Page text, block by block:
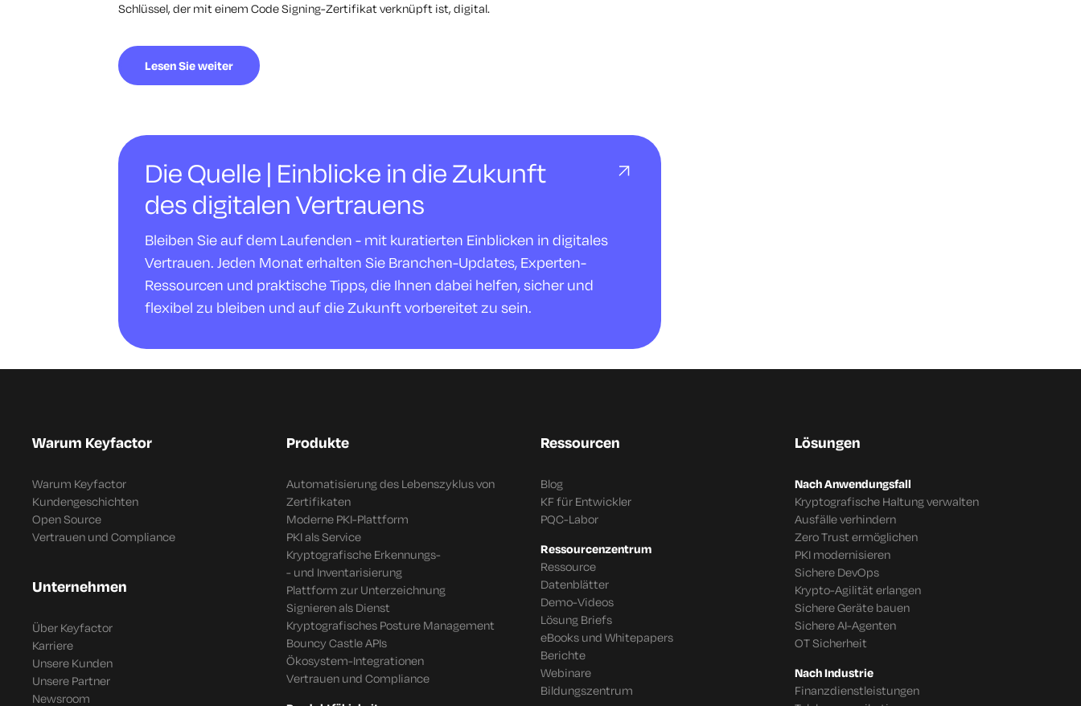
Schlüssel, der mit einem Code Signing-Zertifikat verknüpft ist, digital.
Lesen Sie weiter
Die Quelle | Einblicke in die Zukunft
des digitalen Vertrauens
Bleiben Sie auf dem Laufenden - mit kuratierten Einblicken in digitales
Vertrauen. Jeden Monat erhalten Sie Branchen-Updates, Experten-
Ressourcen und praktische Tipps, die Ihnen dabei helfen, sicher und
flexibel zu bleiben und auf die Zukunft vorbereitet zu sein.
Warum Keyfactor
Warum Keyfactor
Kundengeschichten
Open Source
Vertrauen und Compliance
Unternehmen
Über Keyfactor
Karriere
Unsere Kunden
Unsere Partner
Newsroom
Produkte
Automatisierung des Lebenszyklus von
Zertifikaten
Moderne PKI-Plattform
PKI als Service
Kryptografische Erkennungs-
- und Inventarisierung
Plattform zur Unterzeichnung
Signieren als Dienst
Kryptografisches Posture Management
Bouncy Castle APIs
Ökosystem-Integrationen
Vertrauen und Compliance
Ressourcen
Blog
KF für Entwickler
PQC-Labor
Ressourcenzentrum
Ressource
Datenblätter
Demo-Videos
Lösung Briefs
eBooks und Whitepapers
Berichte
Webinare
Bildungszentrum
Lösungen
Nach Anwendungsfall
Kryptografische Haltung verwalten
Ausfälle verhindern
Zero Trust ermöglichen
PKI modernisieren
Sichere DevOps
Krypto-Agilität erlangen
Sichere Geräte bauen
Sichere AI-Agenten
OT Sicherheit
Nach Industrie
Finanzdienstleistungen